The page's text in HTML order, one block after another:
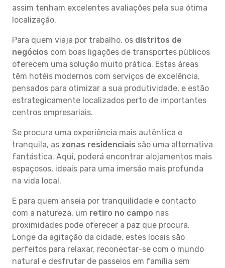
assim tenham excelentes avaliações pela sua ótima
localização.
Para quem viaja por trabalho, os distritos de
negócios com boas ligações de transportes públicos
oferecem uma solução muito prática. Estas áreas
têm hotéis modernos com serviços de excelência,
pensados para otimizar a sua produtividade, e estão
estrategicamente localizados perto de importantes
centros empresariais.
Se procura uma experiência mais autêntica e
tranquila, as zonas residenciais são uma alternativa
fantástica. Aqui, poderá encontrar alojamentos mais
espaçosos, ideais para uma imersão mais profunda
na vida local.
E para quem anseia por tranquilidade e contacto
com a natureza, um retiro no campo nas
proximidades pode oferecer a paz que procura.
Longe da agitação da cidade, estes locais são
perfeitos para relaxar, reconectar-se com o mundo
natural e desfrutar de passeios em família sem